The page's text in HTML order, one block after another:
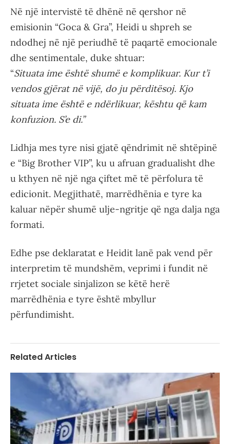
Në një intervistë të dhënë në qershor në
emisionin “Goca & Gra”, Heidi u shpreh se
ndodhej në një periudhë të paqartë emocionale
dhe sentimentale, duke shtuar:
“Situata ime është shumë e komplikuar. Kur t’i
vendos gjërat në vijë, do ju përditësoj. Kjo
situata ime është e ndërlikuar, kështu që kam
konfuzion. S’e di.”
Lidhja mes tyre nisi gjatë qëndrimit në shtëpinë
e “Big Brother VIP”, ku u afruan gradualisht dhe
u kthyen në një nga çiftet më të përfolura të
edicionit. Megjithatë, marrëdhënia e tyre ka
kaluar nëpër shumë ulje-ngritje që nga dalja nga
formati.
Edhe pse deklaratat e Heidit lanë pak vend për
interpretim të mundshëm, veprimi i fundit në
rrjetet sociale sinjalizon se këtë herë
marrëdhënia e tyre është mbyllur
përfundimisht.
Related Articles